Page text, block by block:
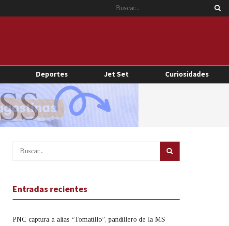
Deportes Jet Set Curiosidades
Entradas recientes
PNC captura a alias “Tomatillo”, pandillero de la MS